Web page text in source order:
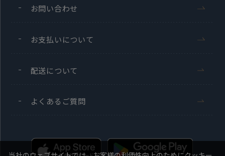
お問い合わせ
お支払いについて
配送について
よくあるご質問